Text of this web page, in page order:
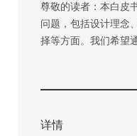
尊敬的读者：本白皮
问题，包括设计理念
择等方面。我们希望
详情